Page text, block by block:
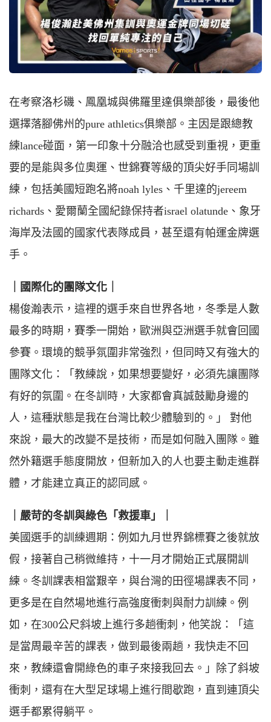
在考察洛杉磯、鳳凰城與佛羅里達俱樂部後，最後他
選擇落腳佛州的pure athletics俱樂部。主因是跟總教
練lance碰面，第一印象十分融洽也感受到重視，更重
要的是能與多位奧運、世錦賽等級的頂尖好手同場訓
練，包括美國短跑名將noah lyles、千里達的jereem
richards、愛爾蘭全國紀錄保持者israel olatunde、象牙
海岸及法國的國家代表隊成員，甚至還有帕運金牌選
手。
｜國際化的團隊文化｜
楊俊瀚表示，這裡的選手來自世界各地，冬季是人數
最多的時期，賽季一開始，歐洲與亞洲選手就會回國
參賽。環境的競爭氛圍非常強烈，但同時又有強大的
團隊文化：「教練說，如果想要變好，必須先讓團隊
有好的氛圍。在冬訓時，大家都會真誠鼓勵身邊的
人，這種狀態是我在台灣比較少體驗到的。」 對他
來說，最大的改變不是技術，而是如何融入團隊。雖
然外籍選手態度開放，但新加入的人也要主動走進群
體，才能建立真正的認同感。
｜嚴苛的冬訓與綠色「救援車」｜
美國選手的訓練週期：例如九月世界錦標賽之後就放
假，接著自己稍微維持，十一月才開始正式展開訓
練。冬訓課表相當艱辛，與台灣的田徑場課表不同，
更多是在自然場地進行高強度衝刺與耐力訓練。例
如，在300公尺斜坡上進行多趟衝刺，他笑說：「這
是當周最辛苦的課表，做到最後兩趟，我快走不回
來，教練還會開綠色的車子來接我回去。」除了斜坡
衝刺，還有在大型足球場上進行間歇跑，直到連頂尖
選手都累得躺平。